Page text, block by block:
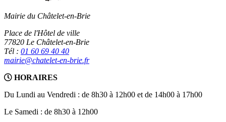
Mairie du Châtelet-en-Brie
Place de l'Hôtel de ville
77820 Le Châtelet-en-Brie
Tél : 01 60 69 40 40
mairie@chatelet-en-brie.fr
HORAIRES
Du Lundi au Vendredi : de 8h30 à 12h00 et de 14h00 à 17h00
Le Samedi : de 8h30 à 12h00